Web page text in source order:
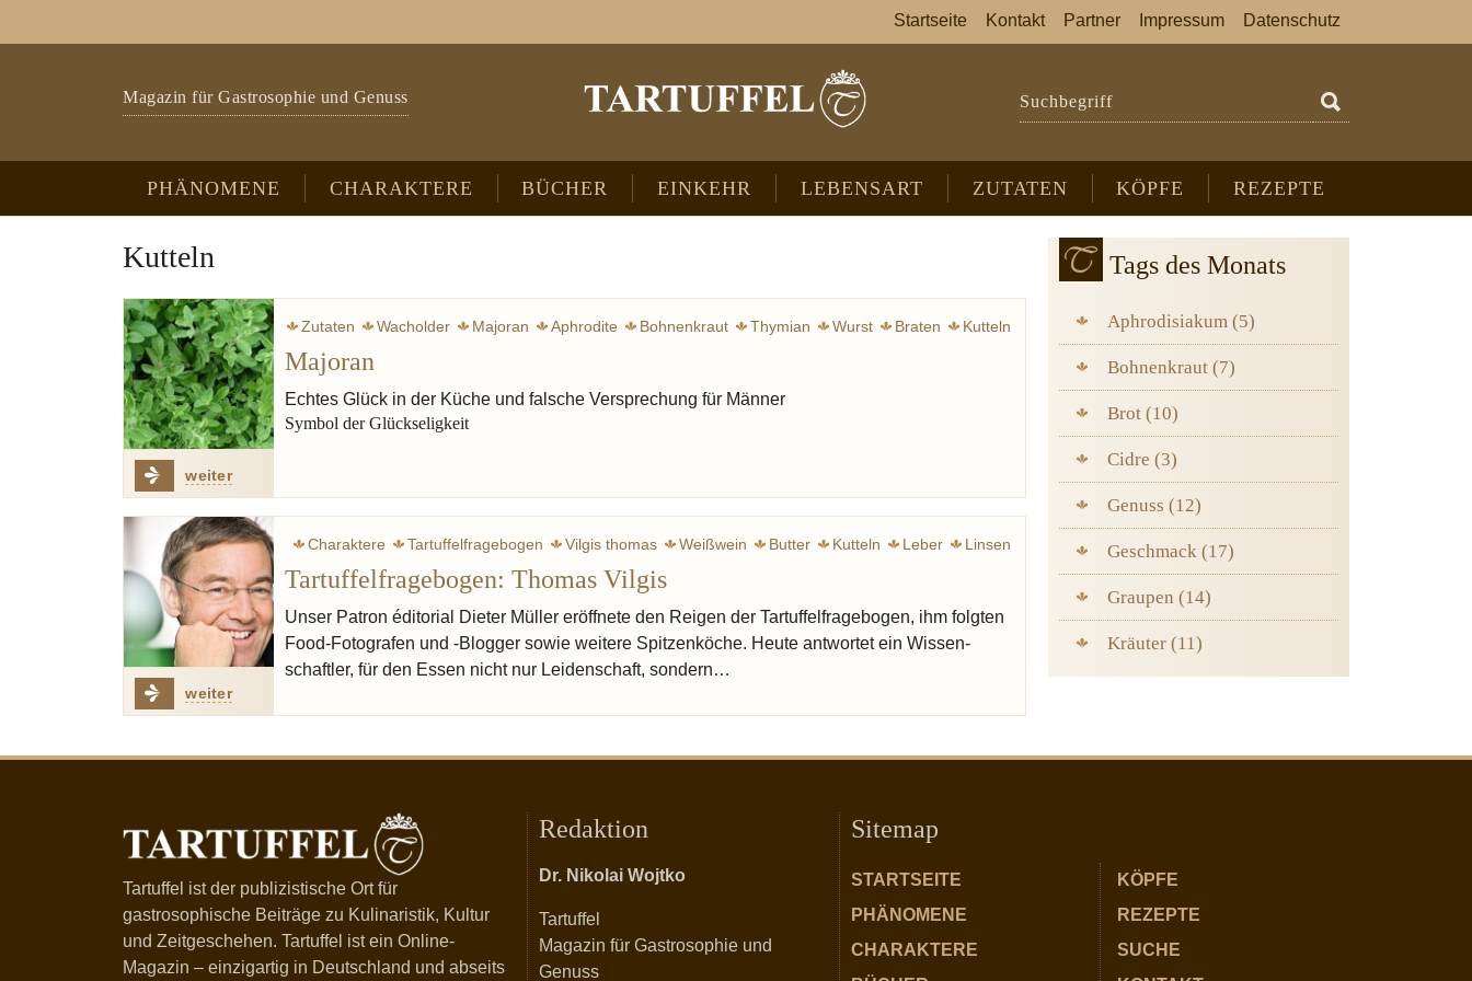
Magazin für Gastrosophie und Genuss Suchbegriff
PHÄNOMENE CHARAKTERE BÜCHER EINKEHR LEBENSART ZUTATEN KÖPFE REZEPTE
Startseite Kontakt Partner Impressum Datenschutz
Kutteln
weiter
Zutaten Wacholder Majoran Aphrodite Bohnenkraut Thymian Wurst Braten
Kutteln
Majoran
Echtes Glück in der Küche und falsche Versprechung für Männer
Symbol der Glückseligkeit
weiter
Charaktere Tartuffelfragebogen Vilgis thomas Weißwein Butter Kutteln Leber
Linsen
Tartuffelfragebogen: Thomas Vilgis
Unser Patron éditorial Dieter Müller eröffnete den Reigen der Tartuffel­fragebogen, ihm folgten
Food-Fotografen und -Blogger sowie weitere Spitzen­köche. Heute antwortet ein Wissen­
schaftler, für den Essen nicht nur Leiden­schaft, sondern…
Tags des Monats
Aphrodisiakum (5)
Bohnenkraut (7)
Brot (10)
Cidre (3)
Genuss (12)
Geschmack (17)
Graupen (14)
Kräuter (11)
Tartuffel ist der publizistische Ort für
gastrosophische Beiträge zu Kulinaristik, Kultur
und Zeitgeschehen. Tartuffel ist ein Online-
Magazin – einzigartig in Deutschland und abseits
Redaktion
Dr. Nikolai Wojtko
Tartuffel
Magazin für Gastrosophie und
Genuss
Sitemap
STARTSEITE
PHÄNOMENE
CHARAKTERE
KÖPFE
REZEPTE
SUCHE